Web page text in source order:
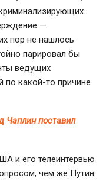
—
пор не нашлось
парировал бы
ведущих
по какой-то причине
Чаплин поставил
и его телеинтервью
чем же Путин